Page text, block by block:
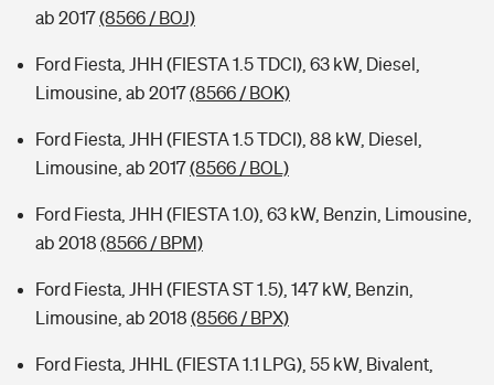
ab 2017(8566 / BOJ)
Ford Fiesta, JHH (FIESTA 1.5 TDCI), 63 kW, Diesel,
Limousine, ab 2017(8566 / BOK)
Ford Fiesta, JHH (FIESTA 1.5 TDCI), 88 kW, Diesel,
Limousine, ab 2017(8566 / BOL)
Ford Fiesta, JHH (FIESTA 1.0), 63 kW, Benzin, Limousine,
ab 2018 (8566 / BPM)
Ford Fiesta, JHH (FIESTA ST 1.5), 147 kW, Benzin,
Limousine, ab 2018 (8566 / BPX)
Ford Fiesta, JHHL (FIESTA 1.1 LPG), 55 kW, Bivalent,